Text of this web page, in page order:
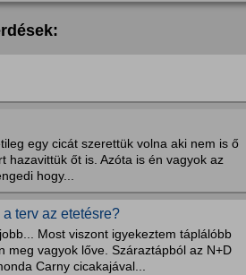
egy cicát szerettük volna aki nem is ő
hazavittük őt is. Azóta is én vagyok az
hogy...
terv az etetésre?
Most viszont igyekeztem táplálóbb
vagyok lőve. Száraztápból az N+D
Carny cicakajával...